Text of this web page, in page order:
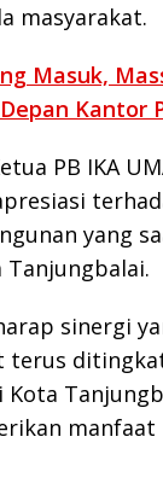
masyarakat.
Masuk,
Kantor
PB IKA
yang
Tanjungbalai.
sinergi
terus
Kota
manfaat